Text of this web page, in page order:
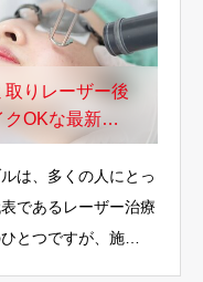
取りレーザー後
OKな最新治
は、多くの人にとっ
であるレーザー治療
とつですが、施…